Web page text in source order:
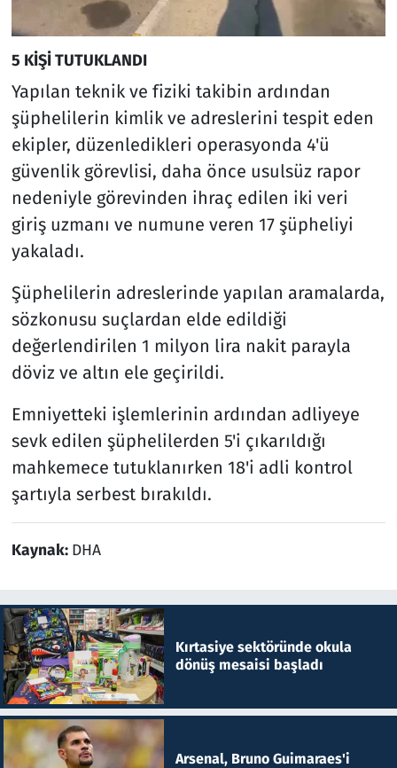
5 KİŞİ TUTUKLANDI
Yapılan teknik ve fiziki takibin ardından
şüphelilerin kimlik ve adreslerini tespit eden
ekipler, düzenledikleri operasyonda 4'ü
güvenlik görevlisi, daha önce usulsüz rapor
nedeniyle görevinden ihraç edilen iki veri
giriş uzmanı ve numune veren 17 şüpheliyi
yakaladı.
Şüphelilerin adreslerinde yapılan aramalarda,
sözkonusu suçlardan elde edildiği
değerlendirilen 1 milyon lira nakit parayla
döviz ve altın ele geçirildi.
Emniyetteki işlemlerinin ardından adliyeye
sevk edilen şüphelilerden 5'i çıkarıldığı
mahkemece tutuklanırken 18'i adli kontrol
şartıyla serbest bırakıldı.
Kaynak: DHA
Kırtasiye sektöründe okula
dönüş mesaisi başladı
Arsenal, Bruno Guimaraes'i